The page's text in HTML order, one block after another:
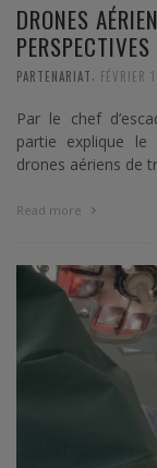
DRONES
PARTENARIAT FÉVRIER
Par le chef
partie explique le
drones aériens de
Read more